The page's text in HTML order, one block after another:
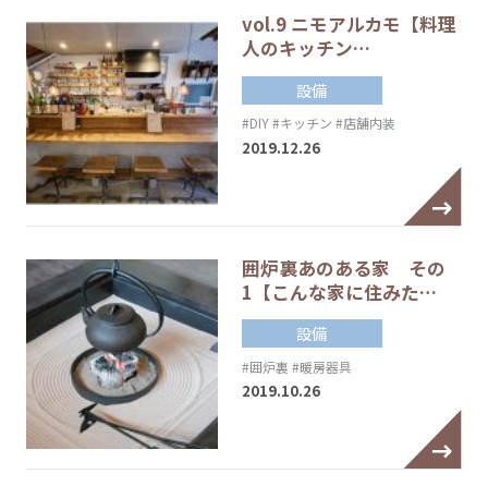
vol.9 ニモアルカモ【料理
人のキッチン…
設備
#DIY#キッチン #店舗内装
2019.12.26
囲炉裏あのある家 その
1【こんな家に住みた…
設備
#囲炉裏 #暖房器具
2019.10.26